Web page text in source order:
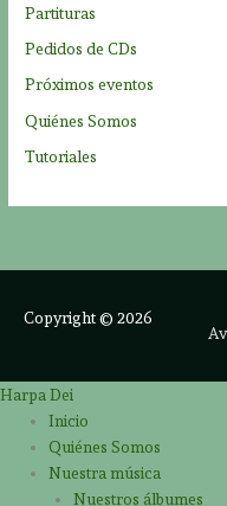
Partituras
Pedidos de CDs
Próximos eventos
Quiénes Somos
Tutoriales
Copyright © 2026
Harpa Dei
Inicio
Quiénes Somos
Nuestra música
Nuestros álbumes